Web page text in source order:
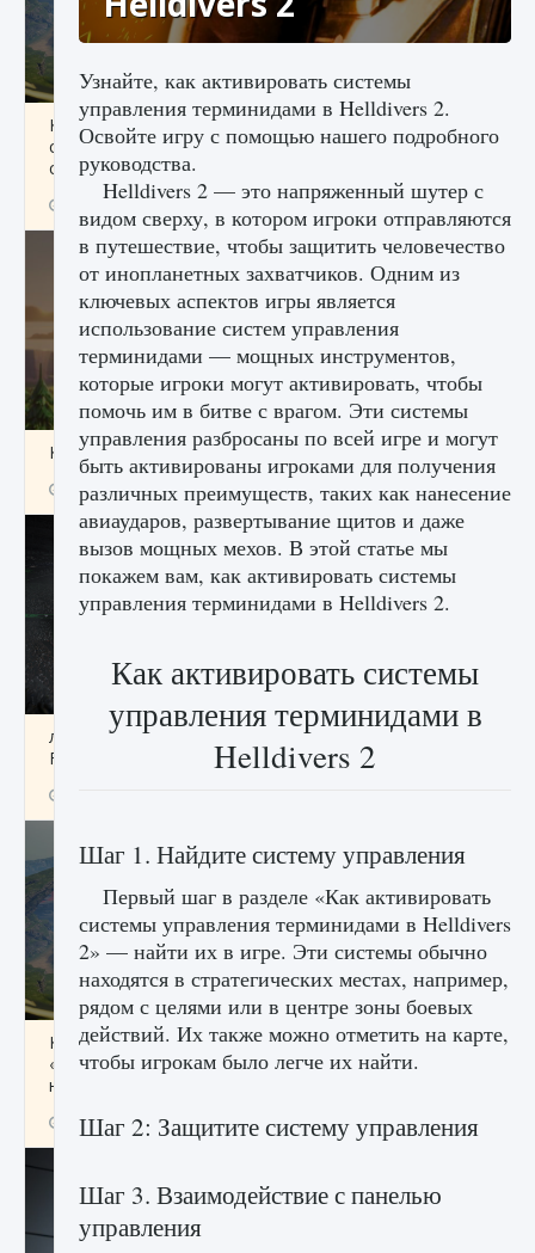
Как исправить ошибку Palworld «Идет
сохранение мира — Невозможно начать
сохранение данных мира»
9 августа 2024 2 511 0 0
Как заработать медали лиги Clash of Clans
9 августа 2024 2 599 0 1
лицензии, лиги, команды и стадионы в EA
FC 25
Как исправить ошибку Palworld EPalworld
«Идет сохранение мира — Невозможно
начать сохранение данных мира»
9 августа 2024 2 711 0 0
Узнайте, как активировать системы
управления терминидами в Helldivers 2.
Освойте игру с помощью нашего подробного
руководства.
Helldivers 2 — это напряженный шутер с
видом сверху, в котором игроки отправляются
в путешествие, чтобы защитить человечество
от инопланетных захватчиков. Одним из
ключевых аспектов игры является
использование систем управления
терминидами — мощных инструментов,
которые игроки могут активировать, чтобы
помочь им в битве с врагом. Эти системы
управления разбросаны по всей игре и могут
быть активированы игроками для получения
различных преимуществ, таких как нанесение
авиаударов, развертывание щитов и даже
вызов мощных мехов. В этой статье мы
покажем вам, как активировать системы
управления терминидами в Helldivers 2.
Как активировать системы
управления терминидами в
Helldivers 2
Шаг 1. Найдите систему управления
Первый шаг в разделе «Как активировать
системы управления терминидами в Helldivers
2» — найти их в игре. Эти системы обычно
находятся в стратегических местах, например,
рядом с целями или в центре зоны боевых
действий. Их также можно отметить на карте,
чтобы игрокам было легче их найти.
Шаг 2: Защитите систему управления
Шаг 3. Взаимодействие с панелью
управления